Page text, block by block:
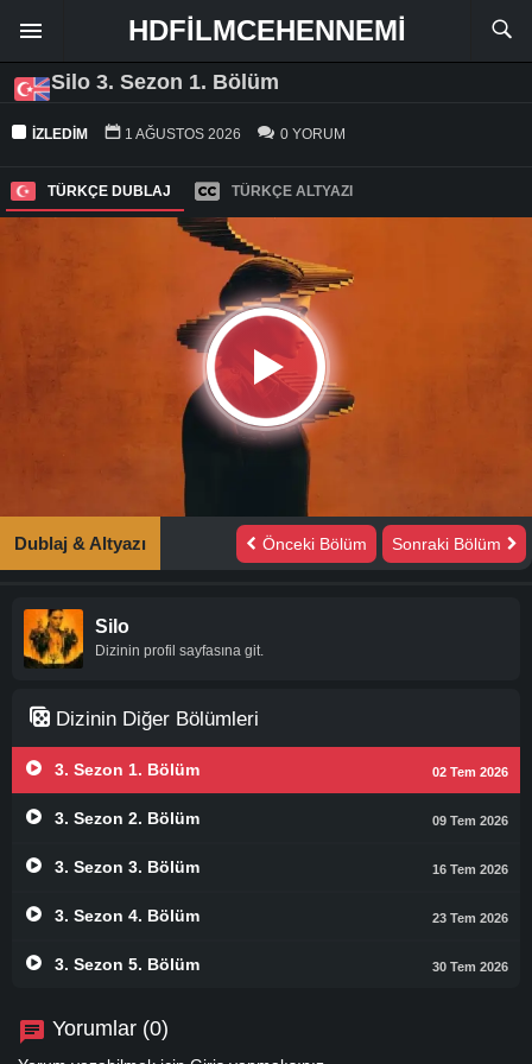
HDFILMCEHENNEMI
Silo 3. Sezon 1. Bölüm
İZLEDIM 1 AĞUSTOS 2026 0 YORUM
TÜRKÇE DUBLAJ TÜRKÇE ALTYAZI
Dublaj & Altyazı Önceki Bölüm Sonraki Bölüm
Silo
Dizinin profil sayfasına git.
Dizinin Diğer Bölümleri
3. Sezon 1. Bölüm 02 Tem 2026
3. Sezon 2. Bölüm 09 Tem 2026
3. Sezon 3. Bölüm 16 Tem 2026
3. Sezon 4. Bölüm 23 Tem 2026
3. Sezon 5. Bölüm 30 Tem 2026
Yorumlar (0)